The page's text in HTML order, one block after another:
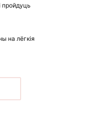
пройдуць
на лёгкія